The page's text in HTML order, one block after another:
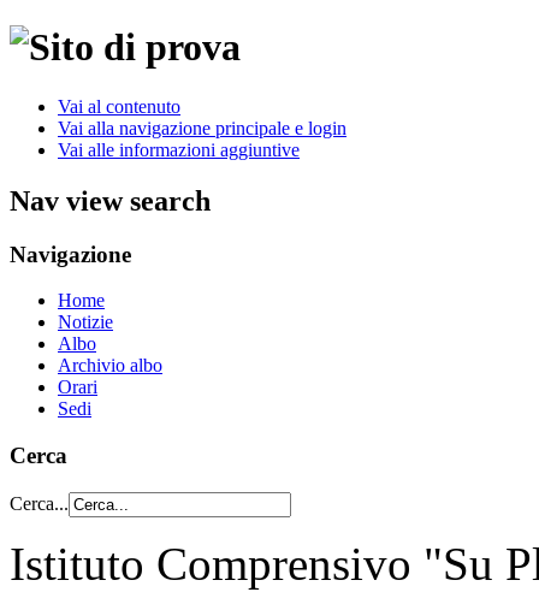
Vai al contenuto
Vai alla navigazione principale e login
Vai alle informazioni aggiuntive
Nav view search
Navigazione
Home
Notizie
Albo
Archivio albo
Orari
Sedi
Cerca
Cerca...
Istituto Comprensivo "Su